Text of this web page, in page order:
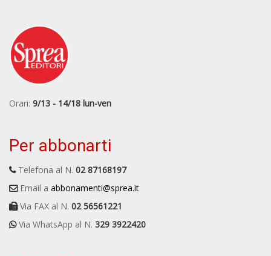
Orari: 9/13 - 14/18 lun-ven
Per abbonarti
Telefona al N. 02 87168197
Email a abbonamenti@sprea.it
Via FAX al N. 02 56561221
Via WhatsApp al N. 329 3922420